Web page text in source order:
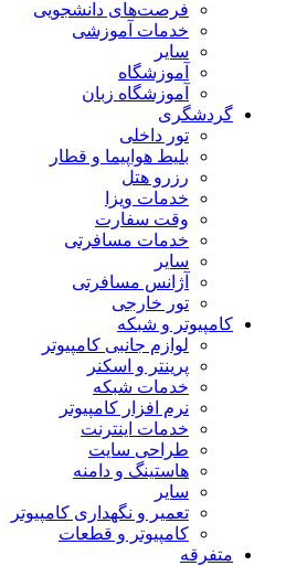
فرصت‌های دانشجویی
خدمات آموزشی
سایر
آموزشگاه
آموزشگاه زبان
گردشگری
تور داخلی
بلیط هواپیما و قطار
رزرو هتل
خدمات ویزا
وقت سفارت
خدمات مسافرتی
سایر
آژانس مسافرتی
تور خارجی
کامپیوتر و شبکه
لوازم جانبی کامپیوتر
پرینتر و اسکنر
خدمات شبکه
نرم افزار کامپیوتر
خدمات اینترنت
طراحی سایت
هاستینگ و دامنه
سایر
تعمیر و نگهداری کامپیوتر
کامپیوتر و قطعات
متفرقه